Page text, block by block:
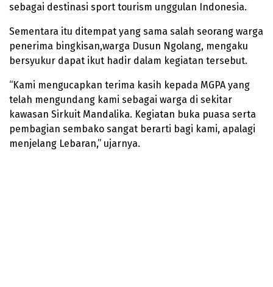
sebagai destinasi sport tourism unggulan Indonesia.
Sementara itu ditempat yang sama salah seorang warga
penerima bingkisan,warga Dusun Ngolang, mengaku
bersyukur dapat ikut hadir dalam kegiatan tersebut.
“Kami mengucapkan terima kasih kepada MGPA yang
telah mengundang kami sebagai warga di sekitar
kawasan Sirkuit Mandalika. Kegiatan buka puasa serta
pembagian sembako sangat berarti bagi kami, apalagi
menjelang Lebaran,” ujarnya.